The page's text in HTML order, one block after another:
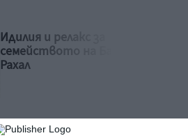
Рая Пеева с бременна
фотосесия